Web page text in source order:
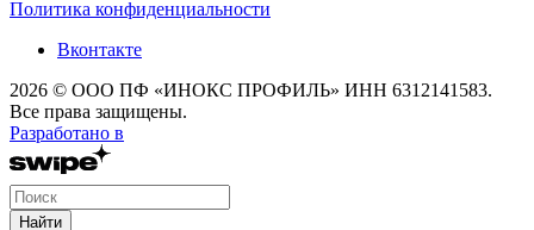
Политика конфиденциальности
Вконтакте
2026 © ООО ПФ «ИНОКС ПРОФИЛЬ» ИНН 6312141583.
Все права защищены.
Разработано в
Найти